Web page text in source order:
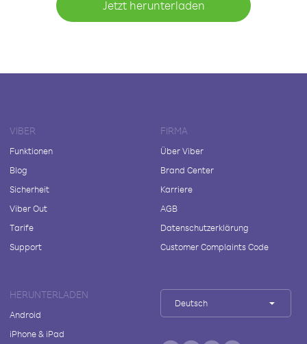
Jetzt herunterladen
VIBER
Funktionen
Blog
Sicherheit
Viber Out
Tarife
Support
FIRMA
Über Viber
Brand Center
Karriere
AGB
Datenschutzerklärung
Customer Complaints Code
HERUNTERLADEN
Android
iPhone & iPad
Deutsch